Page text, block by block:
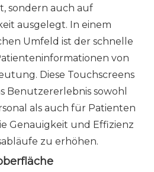
sondern auch auf
ausgelegt. In einem
Umfeld ist der schnelle
von
Diese Touchscreens
Benutzererlebnis sowohl
als auch für Patienten
Genauigkeit und Effizienz
zu erhöhen.